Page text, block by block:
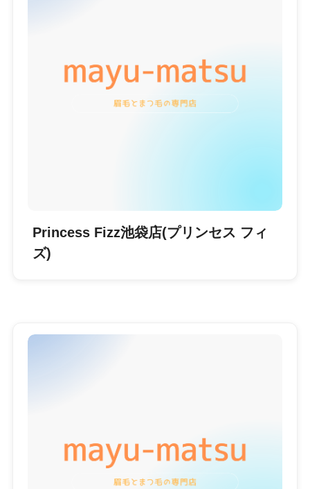
Princess Fizz池袋店(プリンセス フィ
ズ)